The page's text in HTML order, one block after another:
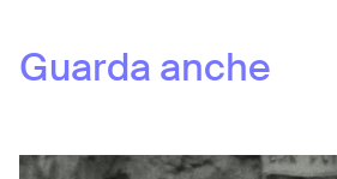
Guarda anche